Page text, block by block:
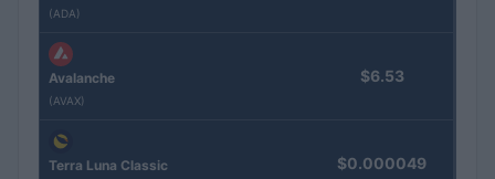
(ADA)
Avalanche
(AVAX)
$6.53
Terra Luna Classic $0.000049